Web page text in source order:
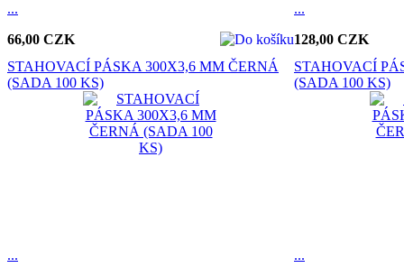
...
66,00 CZK
...
128,00 CZK
STAHOVACÍ PÁSKA 300X3,6 MM ČERNÁ
(SADA 100 KS)
...
STAHOVACÍ
(SADA 100 KS)
...